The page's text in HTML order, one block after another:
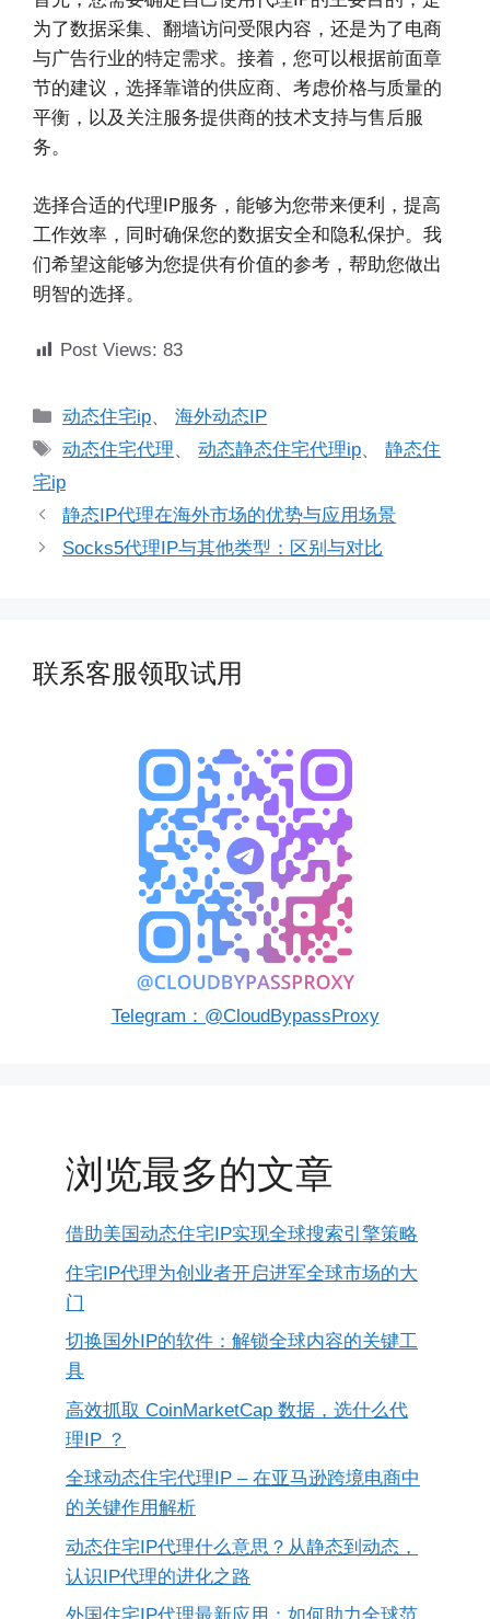
为了数据采集、翻墙访问受限内容，还是为了电商
与广告行业的特定需求。接着，您可以根据前面章
节的建议，选择靠谱的供应商、考虑价格与质量的
平衡，以及关注服务提供商的技术支持与售后服
务。
选择合适的代理IP服务，能够为您带来便利，提高
工作效率，同时确保您的数据安全和隐私保护。我
们希望这能够为您提供有价值的参考，帮助您做出
明智的选择。
Post Views: 83
分
类
动态住宅ip、海外动态IP
标
签
动态住宅代理、动态静态住宅代理ip、静态住
宅ip
静态IP代理在海外市场的优势与应用场景
Socks5代理IP与其他类型：区别与对比
联系客服领取试用
Telegram：@CloudBypassProxy
浏览最多的文章
借助美国动态住宅IP实现全球搜索引擎策略
住宅IP代理为创业者开启进军全球市场的大
门
切换国外IP的软件：解锁全球内容的关键工
具
高效抓取 CoinMarketCap 数据，选什么代
理IP ？
全球动态住宅代理IP – 在亚马逊跨境电商中
的关键作用解析
动态住宅IP代理什么意思？从静态到动态，
认识IP代理的进化之路